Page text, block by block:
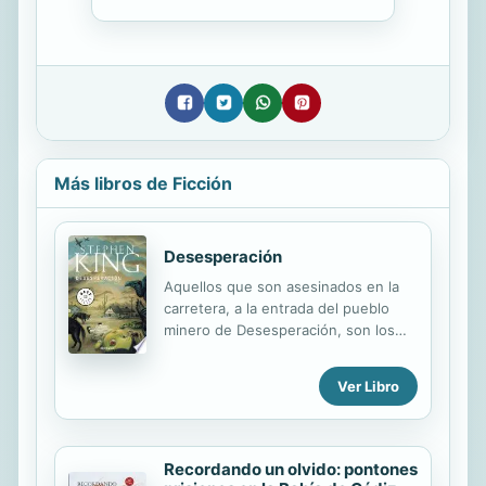
Más libros de Ficción
Desesperación
Aquellos que son asesinados en la
carretera, a la entrada del pueblo
minero de Desesperación, son los
que sobrevivan y crucen el cartel de
bienvenida, Desesperación se
convertirá en el escenario de sus
interestatal 50, en el desértico y
solitario tramo que atraviesa Nevada,
Ver Libro
Recordando un olvido: pontones